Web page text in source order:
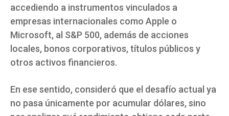
accediendo a instrumentos vinculados a
empresas internacionales como Apple o
Microsoft, al S&P 500, además de acciones
locales, bonos corporativos, títulos públicos y
otros activos financieros.
En ese sentido, consideró que el desafío actual ya
no pasa únicamente por acumular dólares, sino